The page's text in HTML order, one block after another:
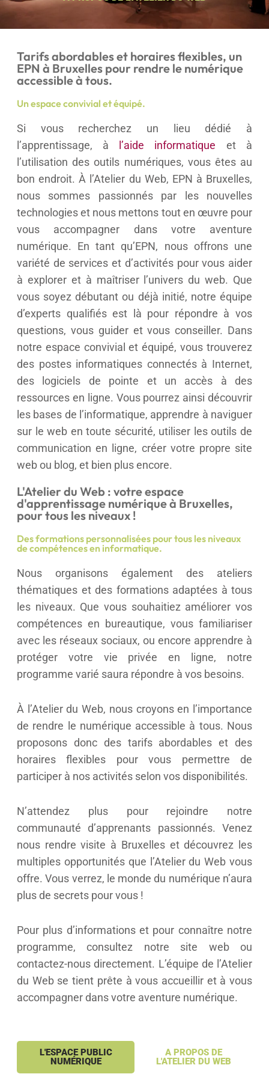
Tarifs abordables et horaires flexibles, un
EPN à Bruxelles pour rendre le numérique
accessible à tous.
Un espace convivial et équipé.
Si vous recherchez un lieu dédié à
l’apprentissage, à
l’aide informatique et à
l’utilisation des outils numériques, vous êtes au
bon endroit. À l’Atelier du Web, EPN à Bruxelles,
nous sommes passionnés par les nouvelles
technologies et nous mettons tout en œuvre pour
vous accompagner dans votre aventure
numérique. En tant qu’EPN, nous offrons une
variété de services et d’activités pour vous aider
à explorer et à maîtriser l’univers du web. Que
vous soyez débutant ou déjà initié, notre équipe
d’experts qualifiés est là pour répondre à vos
questions, vous guider et vous conseiller. Dans
notre espace convivial et équipé, vous trouverez
des postes informatiques connectés à Internet,
des logiciels de pointe et un accès à des
ressources en ligne. Vous pourrez ainsi découvrir
les bases de l’informatique, apprendre à naviguer
sur le web en toute sécurité, utiliser les outils de
communication en ligne, créer votre propre site
web ou blog, et bien plus encore.
L'Atelier du Web : votre espace
d'apprentissage numérique à Bruxelles,
pour tous les niveaux !
Des formations personnalisées pour tous les niveaux
de compétences en informatique.
Nous organisons également des ateliers
thématiques et des formations adaptées à tous
les niveaux. Que vous souhaitiez améliorer vos
compétences en bureautique, vous familiariser
avec les réseaux sociaux, ou encore apprendre à
protéger votre vie privée en ligne, notre
programme varié saura répondre à vos besoins.
À l’Atelier du Web, nous croyons en l’importance
de rendre le numérique accessible à tous. Nous
proposons donc des tarifs abordables et des
horaires flexibles pour vous permettre de
participer à nos activités selon vos disponibilités.
N’attendez plus pour rejoindre notre
communauté d’apprenants passionnés. Venez
nous rendre visite à Bruxelles et découvrez les
multiples opportunités que l’Atelier du Web vous
offre. Vous verrez, le monde du numérique n’aura
plus de secrets pour vous !
Pour plus d’informations et pour connaître notre
programme, consultez notre site web ou
contactez-nous directement. L’équipe de l’Atelier
du Web se tient prête à vous accueillir et à vous
accompagner dans votre aventure numérique.
L'ESPACE PUBLIC
NUMÉRIQUE
A PROPOS DE
L'ATELIER DU WEB